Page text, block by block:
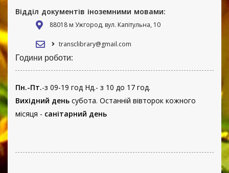
Відділ документів іноземними мовами:
88018 м Ужгород, вул. Капітульна, 10
transclibrary@gmail.com
Години роботи:
Пн.-Пт.-з 09-19 год Нд.- з 10 до 17 год.
Вихідний день субота. Останній вівторок кожного
місяця - санітарний день